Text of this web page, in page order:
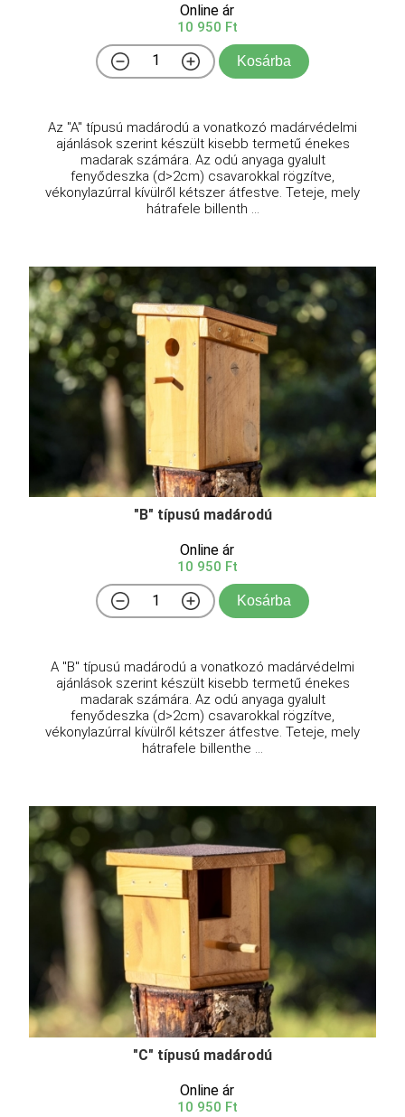
Online ár
10 950 Ft
Kosárba
Az "A" típusú madárodú a vonatkozó madárvédelmi
ajánlások szerint készült kisebb termetű énekes
madarak számára. Az odú anyaga gyalult
fenyődeszka (d>2cm) csavarokkal rögzítve,
vékonylazúrral kívülről kétszer átfestve. Teteje, mely
hátrafele billenth ...
"B" típusú madárodú
Online ár
10 950 Ft
Kosárba
A "B" típusú madárodú a vonatkozó madárvédelmi
ajánlások szerint készült kisebb termetű énekes
madarak számára. Az odú anyaga gyalult
fenyődeszka (d>2cm) csavarokkal rögzítve,
vékonylazúrral kívülről kétszer átfestve. Teteje, mely
hátrafele billenthe ...
"C" típusú madárodú
Online ár
10 950 Ft